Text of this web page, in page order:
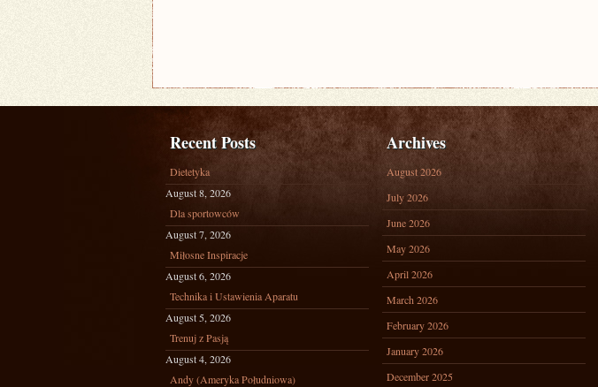
Recent Posts
Dietetyka
August 8, 2026
Dla sportowców
August 7, 2026
Miłosne Inspiracje
August 6, 2026
Technika i Ustawienia Aparatu
August 5, 2026
Trenuj z Pasją
August 4, 2026
Andy (Ameryka Południowa)
Archives
August 2026
July 2026
June 2026
May 2026
April 2026
March 2026
February 2026
January 2026
December 2025